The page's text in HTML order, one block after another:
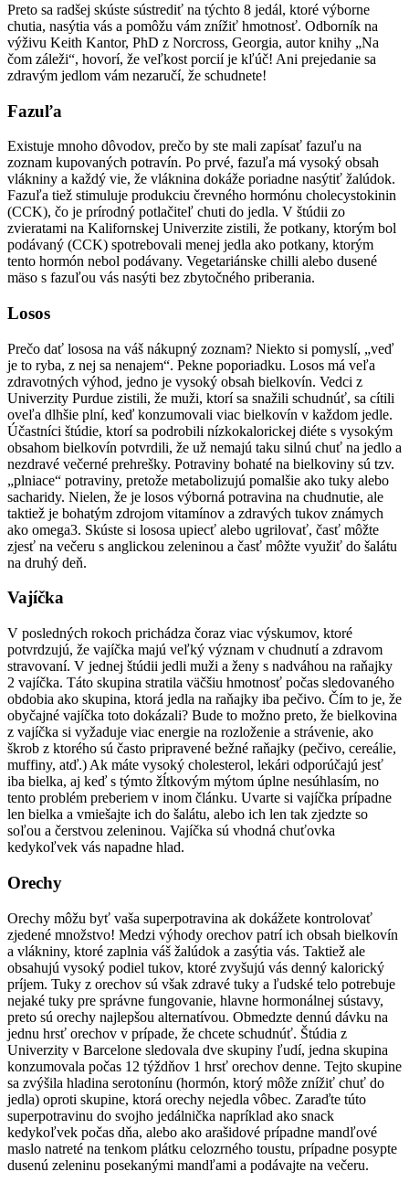
Preto sa radšej skúste sústrediť na týchto 8 jedál, ktoré výborne
chutia, nasýtia vás a pomôžu vám znížiť hmotnosť. Odborník na
výživu Keith Kantor, PhD z Norcross, Georgia, autor knihy „Na
čom záleži“, hovorí, že veľkost porcií je kľúč! Ani prejedanie sa
zdravým jedlom vám nezaručí, že schudnete!
Fazuľa
Existuje mnoho dôvodov, prečo by ste mali zapísať fazuľu na
zoznam kupovaných potravín. Po prvé, fazuľa má vysoký obsah
vlákniny a každý vie, že vláknina dokáže poriadne nasýtiť žalúdok.
Fazuľa tiež stimuluje produkciu črevného hormónu cholecystokinin
(CCK), čo je prírodný potlačiteľ chuti do jedla. V štúdii zo
zvieratami na Kalifornskej Univerzite zistili, že potkany, ktorým bol
podávaný (CCK) spotrebovali menej jedla ako potkany, ktorým
tento hormón nebol podávany. Vegetariánske chilli alebo dusené
mäso s fazuľou vás nasýti bez zbytočného priberania.
Losos
Prečo dať lososa na váš nákupný zoznam? Niekto si pomyslí, „veď
je to ryba, z nej sa nenajem“. Pekne poporiadku. Losos má veľa
zdravotných výhod, jedno je vysoký obsah bielkovín. Vedci z
Univerzity Purdue zistili, že muži, ktorí sa snažili schudnúť, sa cítili
oveľa dlhšie plní, keď konzumovali viac bielkovín v každom jedle.
Účastníci štúdie, ktorí sa podrobili nízkokalorickej diéte s vysokým
obsahom bielkovín potvrdili, že už nemajú taku silnú chuť na jedlo a
nezdravé večerné prehrešky. Potraviny bohaté na bielkoviny sú tzv.
„plniace“ potraviny, pretože metabolizujú pomalšie ako tuky alebo
sacharidy. Nielen, že je losos výborná potravina na chudnutie, ale
taktiež je bohatým zdrojom vitamínov a zdravých tukov známych
ako omega3. Skúste si lososa upiecť alebo ugrilovať, časť môžte
zjesť na večeru s anglickou zeleninou a časť môžte využiť do šalátu
na druhý deň.
Vajíčka
V posledných rokoch prichádza čoraz viac výskumov, ktoré
potvrdzujú, že vajíčka majú veľký význam v chudnutí a zdravom
stravovaní. V jednej štúdii jedli muži a ženy s nadváhou na raňajky
2 vajíčka. Táto skupina stratila väčšiu hmotnosť počas sledovaného
obdobia ako skupina, ktorá jedla na raňajky iba pečivo. Čím to je, že
obyčajné vajíčka toto dokázali? Bude to možno preto, že bielkovina
z vajíčka si vyžaduje viac energie na rozloženie a strávenie, ako
škrob z ktorého sú často pripravené bežné raňajky (pečivo, cereálie,
muffiny, atď.) Ak máte vysoký cholesterol, lekári odporúčajú jesť
iba bielka, aj keď s týmto žĺtkovým mýtom úplne nesúhlasím, no
tento problém preberiem v inom článku. Uvarte si vajíčka prípadne
len bielka a vmiešajte ich do šalátu, alebo ich len tak zjedzte so
soľou a čerstvou zeleninou. Vajíčka sú vhodná chuťovka
kedykoľvek vás napadne hlad.
Orechy
Orechy môžu byť vaša superpotravina ak dokážete kontrolovať
zjedené množstvo! Medzi výhody orechov patrí ich obsah bielkovín
a vlákniny, ktoré zaplnia váš žalúdok a zasýtia vás. Taktiež ale
obsahujú vysoký podiel tukov, ktoré zvyšujú vás denný kalorický
príjem. Tuky z orechov sú však zdravé tuky a ľudské telo potrebuje
nejaké tuky pre správne fungovanie, hlavne hormonálnej sústavy,
preto sú orechy najlepšou alternatívou. Obmedzte dennú dávku na
jednu hrsť orechov v prípade, že chcete schudnúť. Štúdia z
Univerzity v Barcelone sledovala dve skupiny ľudí, jedna skupina
konzumovala počas 12 týždňov 1 hrsť orechov denne. Tejto skupine
sa zvýšila hladina serotonínu (hormón, ktorý môže znížiť chuť do
jedla) oproti skupine, ktorá orechy nejedla vôbec. Zaraďte túto
superpotravinu do svojho jedálnička napríklad ako snack
kedykoľvek počas dňa, alebo ako arašidové prípadne mandľové
maslo natreté na tenkom plátku celozrného toustu, prípadne posypte
dusenú zeleninu posekanými mandľami a podávajte na večeru.